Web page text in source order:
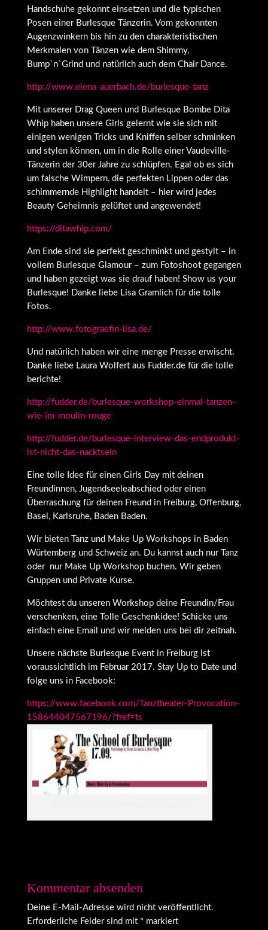
Handschuhe gekonnt einsetzen und die typischen
Posen einer Burlesque Tänzerin. Vom gekonnten
Augenzwinkern bis hin zu den charakteristischen
Merkmalen von Tänzen wie dem Shimmy,
Bump`n`Grind und natürlich auch dem Chair Dance.
http://www.elena-auerbach.de/burlesque-tanz
Mit unserer Drag Queen und Burlesque Bombe Dita
Whip haben unsere Girls gelernt wie sie sich mit
einigen wenigen Tricks und Kniffen selber schminken
und stylen können, um in die Rolle einer Vaudeville-
Tänzerin der 30er Jahre zu schlüpfen. Egal ob es sich
um falsche Wimpern, die perfekten Lippen oder das
schimmernde Highlight handelt – hier wird jedes
Beauty Geheimnis gelüftet und angewendet!
https://ditawhip.com/
Am Ende sind sie perfekt geschminkt und gestylt – in
vollem Burlesque Glamour – zum Fotoshoot gegangen
und haben gezeigt was sie drauf haben! Show us your
Burlesque! Danke liebe Lisa Gramlich für die tolle
Fotos.
http://www.fotograefin-lisa.de/
Und natürlich haben wir eine menge Presse erwischt.
Danke liebe Laura Wolfert aus Fudder.de für die tolle
berichte!
http://fudder.de/burlesque-workshop-einmal-tanzen-
wie-im-moulin-rouge
http://fudder.de/burlesque-interview-das-endprodukt-
ist-nicht-das-nacktsein
Eine tolle Idee für einen Girls Day mit deinen
Freundinnen, Jugendseeleabschied oder einen
Überraschung für deinen Freund in Freiburg, Offenburg,
Basel, Karlsruhe, Baden Baden.
Wir bieten Tanz und Make Up Workshops in Baden
Würtemberg und Schweiz an. Du kannst auch nur Tanz
oder nur Make Up Workshop buchen. Wir geben
Gruppen und Private Kurse.
Möchtest du unseren Workshop deine Freundin/Frau
verschenken, eine Tolle Geschenkidee! Schicke uns
einfach eine Email und wir melden uns bei dir zeitnah.
Unsere nächste Burlesque Event in Freiburg ist
voraussichtlich im Februar 2017. Stay Up to Date und
folge uns in Facebook:
https://www.facebook.com/Tanztheater-Provocation-
158644047567196/?fref=ts
Kommentar absenden
Deine E-Mail-Adresse wird nicht veröffentlicht.
Erforderliche Felder sind mit *markiert